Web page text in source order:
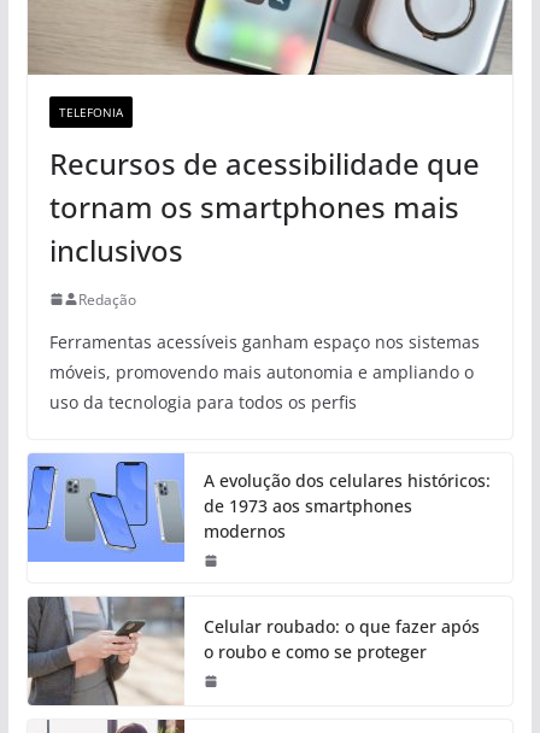
TELEFONIA
Recursos de acessibilidade que
tornam os smartphones mais
inclusivos
Redação
Ferramentas acessíveis ganham espaço nos sistemas
móveis, promovendo mais autonomia e ampliando o
uso da tecnologia para todos os perfis
A evolução dos celulares históricos:
de 1973 aos smartphones
modernos
Celular roubado: o que fazer após
o roubo e como se proteger